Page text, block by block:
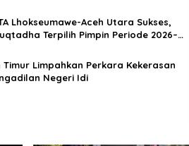
Lhokseumawe-Aceh Utara Sukses,
Terpilih Pimpin Periode 2026–
Timur Limpahkan Perkara Kekerasan
Negeri Idi